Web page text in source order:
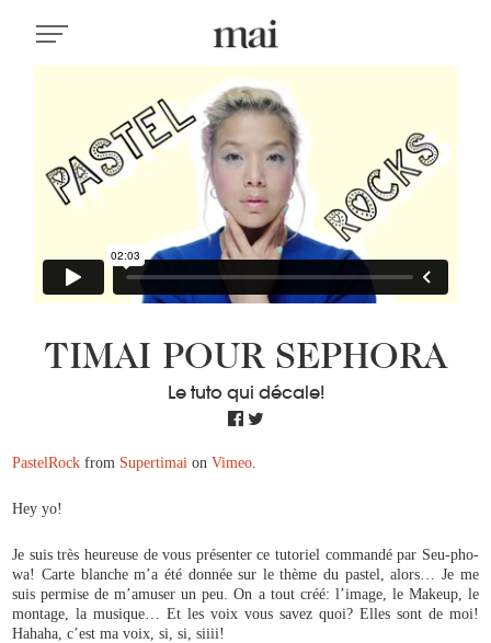
TIMAI POUR SEPHORA
Le tuto qui décale!
PastelRock from Supertimai onVimeo
Hey yo!
Je suis très heureuse de vous présenter ce tutoriel commandé par Seu-pho-
wa! Carte blanche m’a été donnée sur le thème du pastel, alors… Je me
suis permise de m’amuser un peu. On a tout créé: l’image, le Makeup, le
montage, la musique… Et les voix vous savez quoi? Elles sont de moi!
Hahaha, c’est ma voix, si, si, siiii!